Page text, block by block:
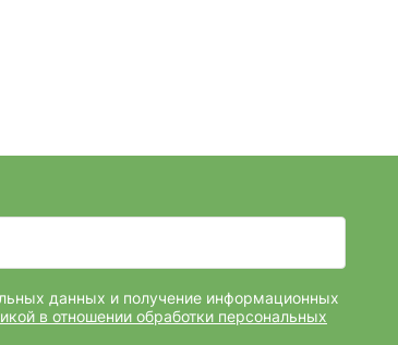
данных и получение информационных
в отношении обработки персональных